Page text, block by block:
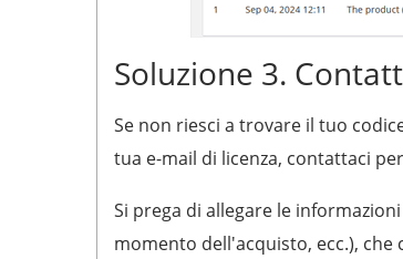
Soluzione 3.
Se non riesci a trovare il tuo
tua e-mail di licenza, contattaci
Si prega di allegare le
momento dell'acquisto, ecc.),